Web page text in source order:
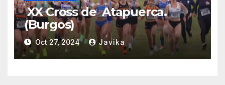
XX Cross de Atapuerca.
(Burgos)
Oct 27, 2024 Javika